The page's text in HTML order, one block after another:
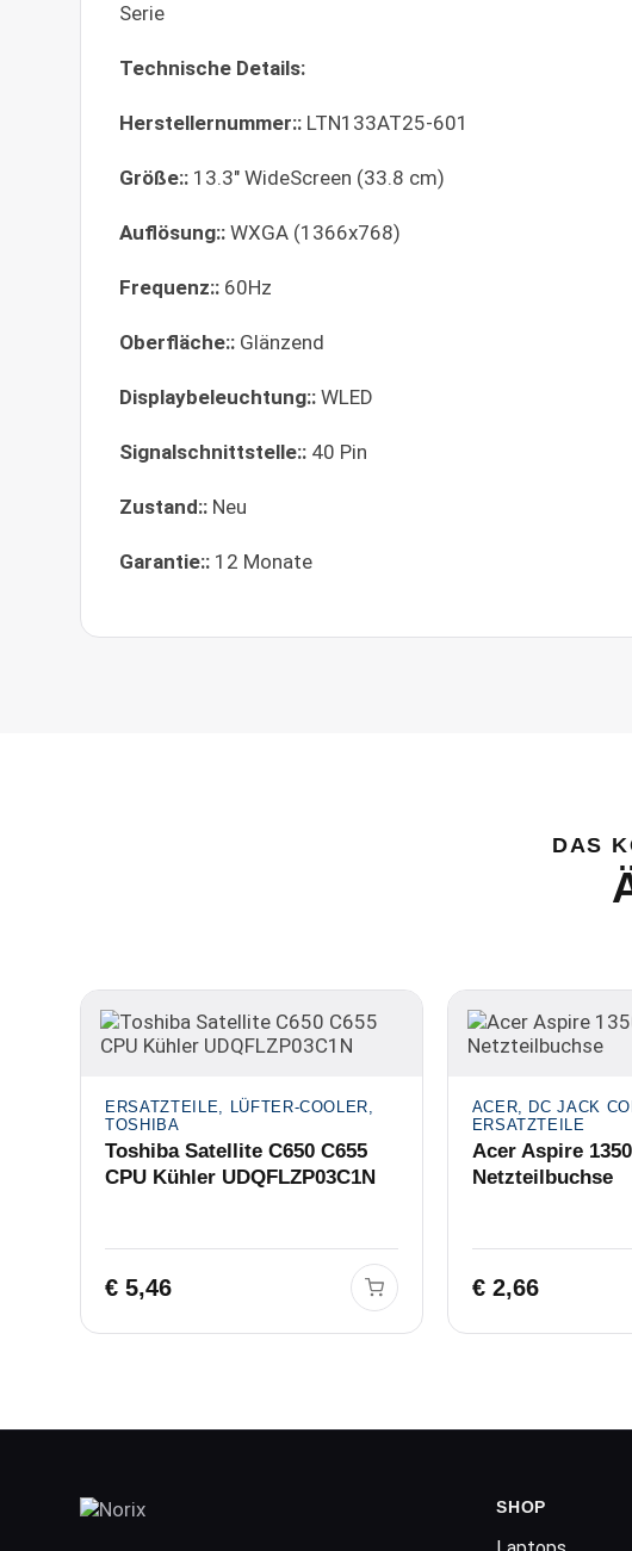
Serie
Technische Details:
Herstellernummer:: LTN133AT25-601
Größe:: 13.3" WideScreen (33.8 cm)
Auflösung:: WXGA (1366x768)
Frequenz:: 60Hz
Oberfläche:: Glänzend
Displaybeleuchtung:: WLED
Signalschnittstelle:: 40 Pin
Zustand:: Neu
Garantie:: 12 Monate
DAS
ERSATZTEILE, LÜFTER-COOLER,
TOSHIBA
Toshiba Satellite C650 C655
CPU Kühler UDQFLZP03C1N
€ 5,46
ACER, DC JACK
ERSATZTEILE
Acer Aspire
Netzteilbuchse
€2,66
SHOP